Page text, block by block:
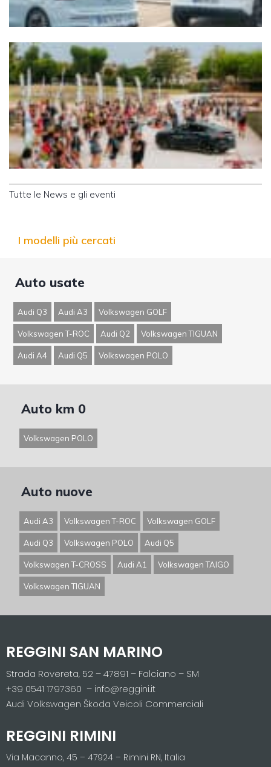
Tutte le News e gli eventi
I modelli più cercati
Auto usate
Audi Q3 Audi A3 Volkswagen GOLF
Volkswagen T-ROC Audi Q2 Volkswagen TIGUAN
Audi A4 Audi Q5 Volkswagen POLO
Auto km 0
Volkswagen POLO
Auto nuove
Audi A3 Volkswagen T-ROC Volkswagen GOLF
Audi Q3 Volkswagen POLO Audi Q5
Volkswagen T-CROSS Audi A1 Volkswagen TAIGO
Volkswagen TIGUAN
REGGINI SAN MARINO
Strada Rovereta, 52 – 47891 – Falciano – SM
+39 0541 1797360 – info@reggini.it
Audi Volkswagen Škoda Veicoli Commerciali
REGGINI RIMINI
Via Macanno, 45 – 47924 – Rimini RN, Italia